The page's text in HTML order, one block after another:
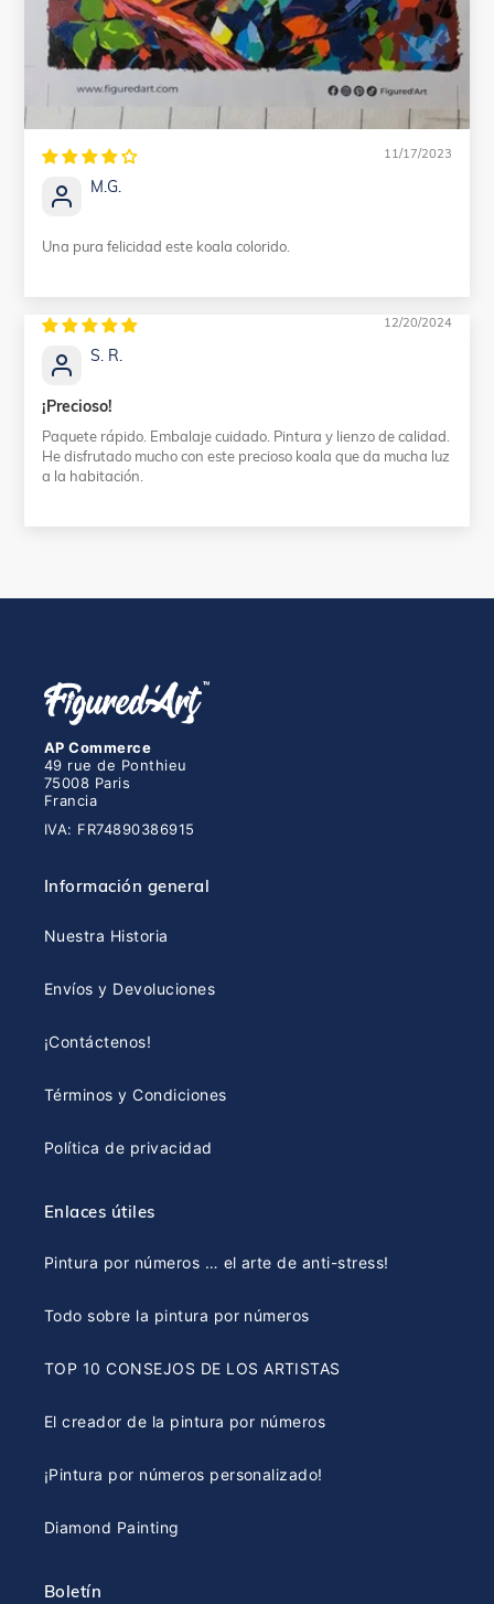
11/17/2023
M.G.
Una pura felicidad este koala colorido.
12/20/2024
S. R.
¡Precioso!
Paquete rápido. Embalaje cuidado. Pintura y lienzo de calidad.
He disfrutado mucho con este precioso koala que da mucha luz
a la habitación.
AP Commerce
49 rue de Ponthieu
75008 Paris
Francia
IVA: FR74890386915
Información general
Nuestra Historia
Envíos y Devoluciones
¡Contáctenos!
Términos y Condiciones
Política de privacidad
Enlaces útiles
Pintura por números … el arte de anti-stress!
Todo sobre la pintura por números
TOP 10 CONSEJOS DE LOS ARTISTAS
El creador de la pintura por números
¡Pintura por números personalizado!
Diamond Painting
Boletín